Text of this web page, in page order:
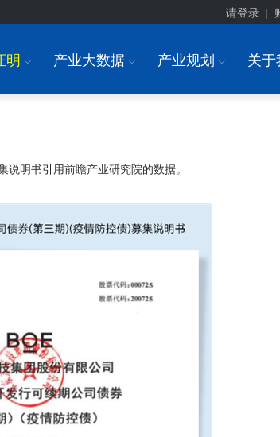
请登录
明 I 产业大数据 I 产业规划 I 关
明书引用前瞻产业研究院的数据。